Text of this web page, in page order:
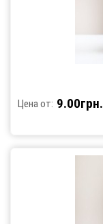
Цена от: 9.00грн.